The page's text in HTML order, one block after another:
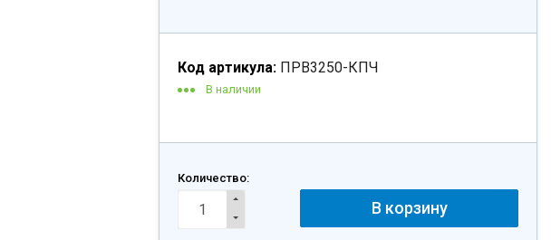
Код артикула: ПРВ3250-КПЧ
В наличии
Количество: